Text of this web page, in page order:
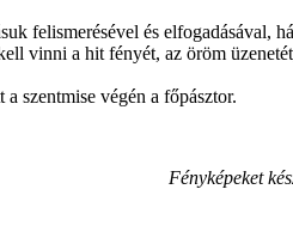
felismerésével és elfogadásával,
vinni a hit fényét, az öröm
szentmise végén a főpásztor.
Fényképeket